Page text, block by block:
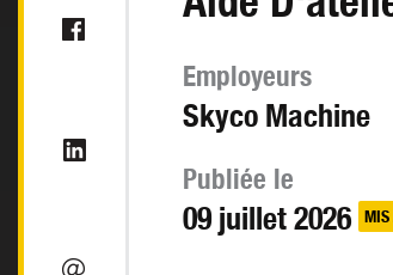
Employeurs
Skyco Machine
Publiée le
09 juillet 2026 MIS